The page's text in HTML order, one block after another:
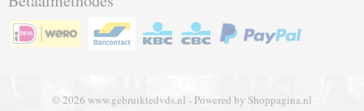
© 2026 www.gebruiktedvds.nl - Powered by Shoppagina.nl